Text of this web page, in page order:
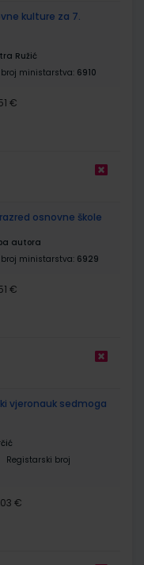
kulture za 7.
Ružić
ministarstva: 6910
€
osnovne škole
autora
ministarstva: 6929
€
vjeronauk sedmoga
Registarski broj
€